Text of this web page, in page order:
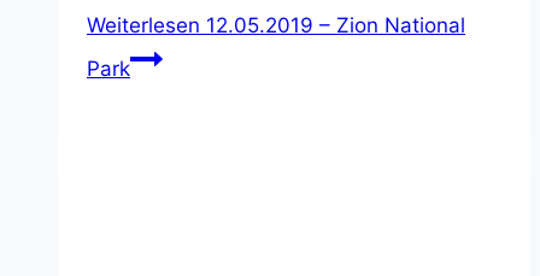
Weiterlesen 12.05.2019 – Zion National
Park